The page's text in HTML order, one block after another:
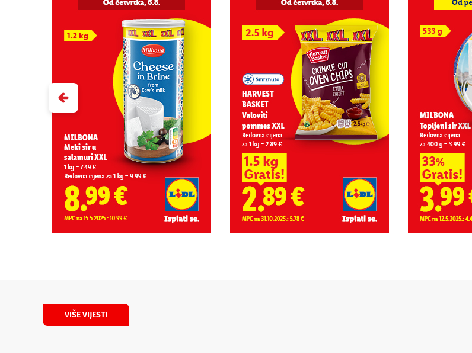
VIŠE VIJESTI